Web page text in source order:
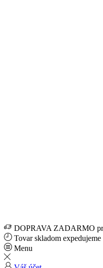
DOPRAVA ZADARMO
Tovar skladom
Menu